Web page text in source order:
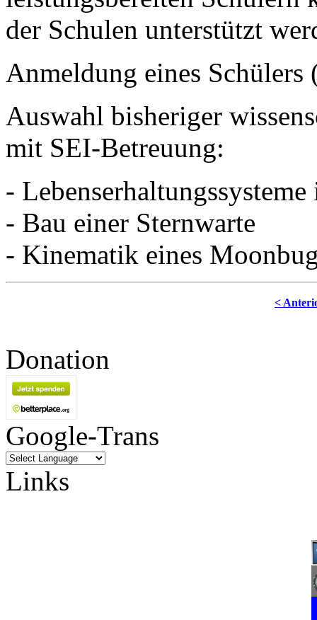
der Schulen unterstützt
Anmeldung eines
Auswahl bisheriger
mit SEI-Betreuung:
-
- Bau einer Sternwarte
- Kinematik eines
<
Donation
Google-Trans
Links